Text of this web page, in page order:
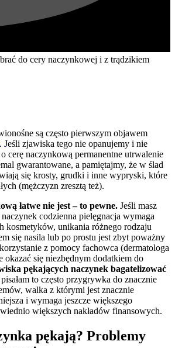
są często pierwszym objawem
. Jeśli zjawiska tego nie opanujemy i nie
cerę naczynkową permanentne utrwalenie
gwarantowane, a pamiętajmy, że w ślad
się krosty, grudki i inne wypryski, które
(mężczyzn zresztą też).
łatwe nie jest – to pewne. Jeśli masz
codzienna pielęgnacja wymaga
kosmetyków, unikania różnego rodzaju
się nasila lub po prostu jest zbyt poważny
z pomocy fachowca (dermatologa
okazać się niezbędnym dodatkiem do
pękających naczynek bagatelizować
to często przygrywka do znacznie
walka z którymi jest znacznie
i wymaga jeszcze większego
większych nakładów finansowych.
pękają? Problemy